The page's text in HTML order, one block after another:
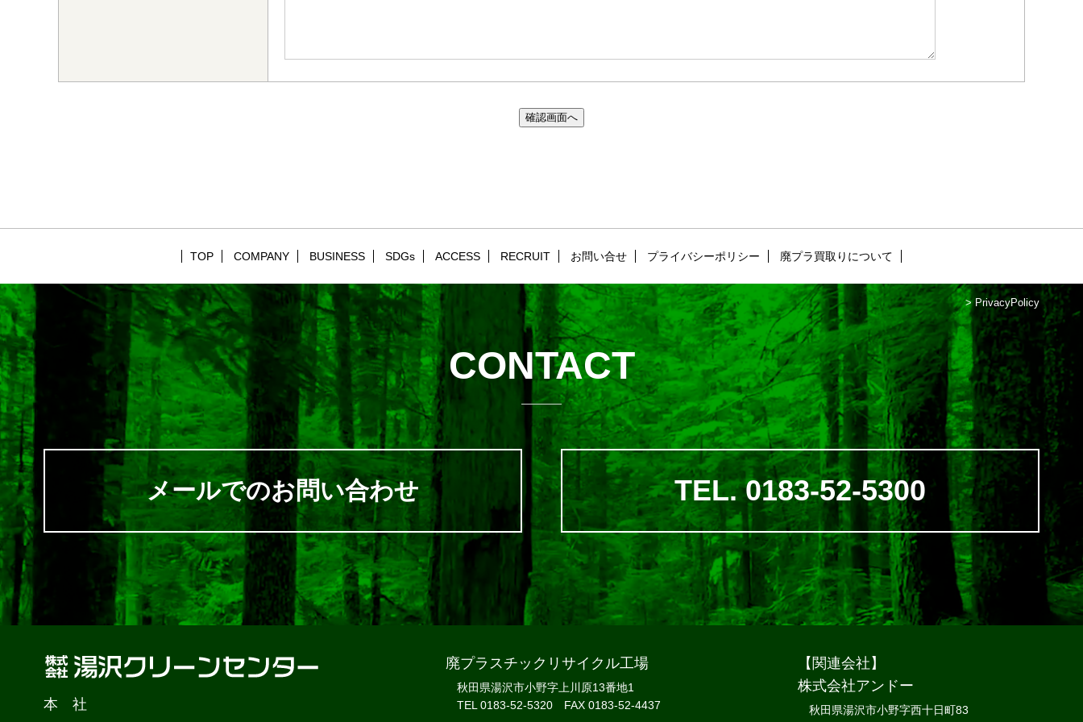
TOP COMPANY BUSINESS SDGs ACCESS RECRUIT お問い合せ プライバシーポリシー 廃プラ買取りについて
> PrivacyPolicy
CONTACT
メールでのお問い合わせ TEL. 0183-52-5300
本 社
廃プラスチックリサイクル工場
秋田県湯沢市小野字上川原13番地1
TEL 0183-52-5320 FAX 0183-52-4437
【関連会社】
株式会社アンドー
秋田県湯沢市小野字西十日町83